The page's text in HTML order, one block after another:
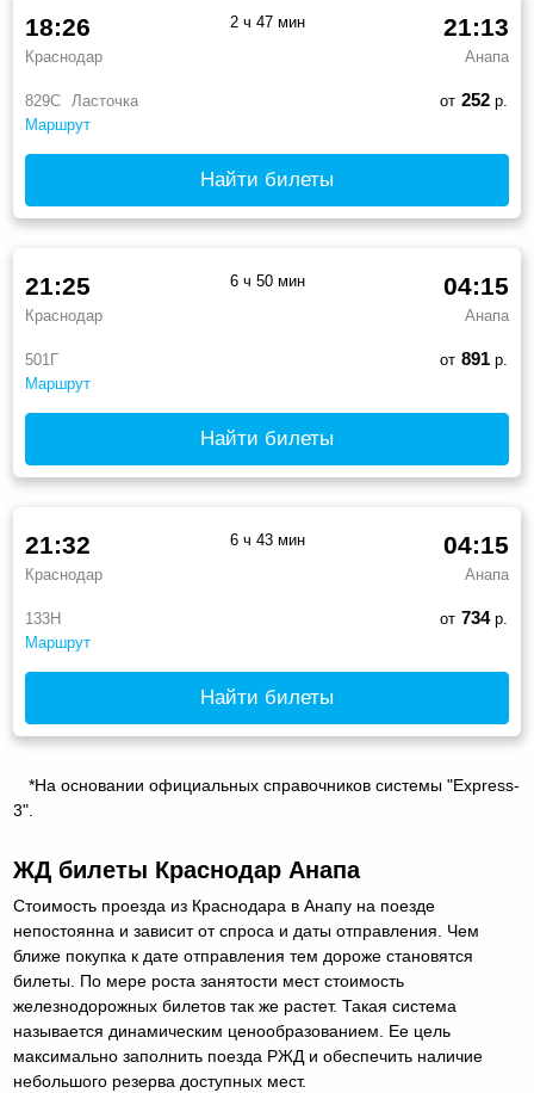
829С
Ласточка
Маршрут
18:26
Краснодар
21:13
Анапа
2 ч 47 мин
от 252р.
Найти билеты
501Г
Маршрут
21:25
Краснодар
04:15
Анапа
6 ч 50 мин
от 891р.
Найти билеты
133Н
Маршрут
21:32
Краснодар
04:15
Анапа
6 ч 43 мин
от 734р.
Найти билеты
*На основании официальных справочников системы "Express-
3".
ЖД билеты Краснодар Анапа
Стоимость проезда из Краснодара в Анапу на поезде
непостоянна и зависит от спроса и даты отправления. Чем
ближе покупка к дате отправления тем дороже становятся
билеты. По мере роста занятости мест стоимость
железнодорожных билетов так же растет. Такая система
называется динамическим ценообразованием. Ее цель
максимально заполнить поезда РЖД и обеспечить наличие
небольшого резерва доступных мест.